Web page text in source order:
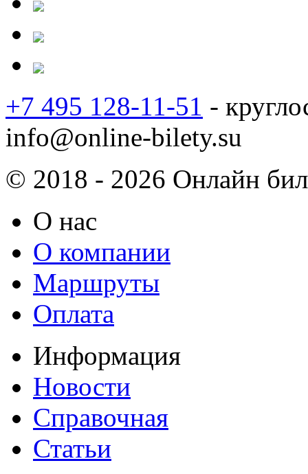
+7 495 128-11-51 -
info@online-bilety.su
© 2018 - 2026 Онлайн
О нас
О компании
Маршруты
Оплата
Информация
Новости
Справочная
Статьи